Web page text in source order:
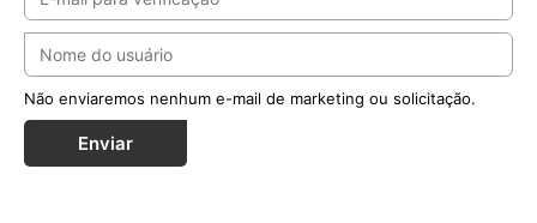
Não enviaremos nenhum e-mail de marketing ou solicitação.
Enviar